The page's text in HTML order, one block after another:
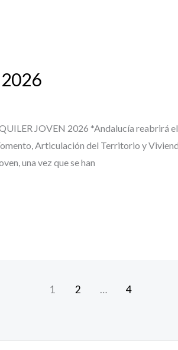
JOVEN 2026 *Andalucía reabrirá
Articulación del Territorio y
una vez que se han
1 2 … 4